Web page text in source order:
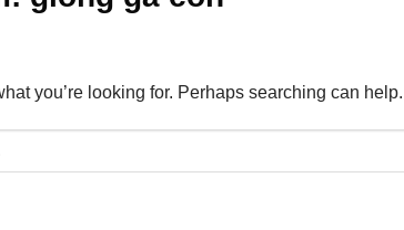
you’re looking for. Perhaps searching can help.